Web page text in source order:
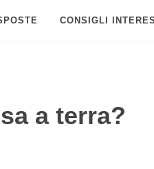
CONSIGLI
a terra?